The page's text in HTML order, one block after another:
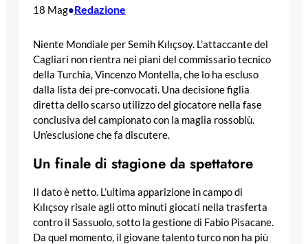
18 Mag•Redazione
Niente Mondiale per Semih Kılıçsoy. L’attaccante del
Cagliari non rientra nei piani del commissario tecnico
della Turchia, Vincenzo Montella, che lo ha escluso
dalla lista dei pre-convocati. Una decisione figlia
diretta dello scarso utilizzo del giocatore nella fase
conclusiva del campionato con la maglia rossoblù.
Un’esclusione che fa discutere.
Un finale di stagione da spettatore
Il dato è netto. L’ultima apparizione in campo di
Kılıçsoy risale agli otto minuti giocati nella trasferta
contro il Sassuolo, sotto la gestione di Fabio Pisacane.
Da quel momento, il giovane talento turco non ha più